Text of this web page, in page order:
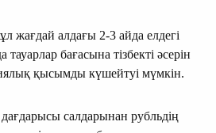
жағдай алдағы 2-3 айда елдегі
бағасына тізбекті әсерін
қысымды күшейтуі мүмкін.
салдарынан рубльдің